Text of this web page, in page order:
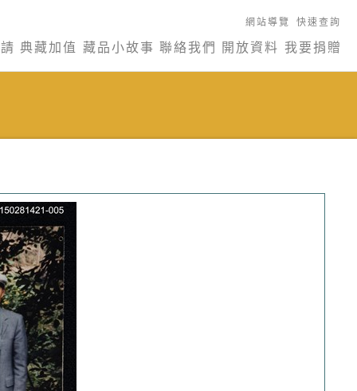
網站導覽 快速查詢
典藏加值 藏品小故事 聯絡我們 開放資料 我要捐贈